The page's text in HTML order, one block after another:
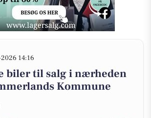
14:16
biler til salg i nærheden
Kommune